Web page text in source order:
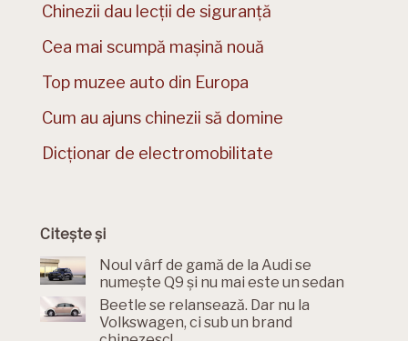
Chinezii dau lecții de siguranță
Cea mai scumpă mașină nouă
Top muzee auto din Europa
Cum au ajuns chinezii să domine
Dicționar de electromobilitate
Citește și
Noul vârf de gamă de la Audi se
numește Q9 și nu mai este un sedan
Beetle se relansează. Dar nu la
Volkswagen, ci sub un brand